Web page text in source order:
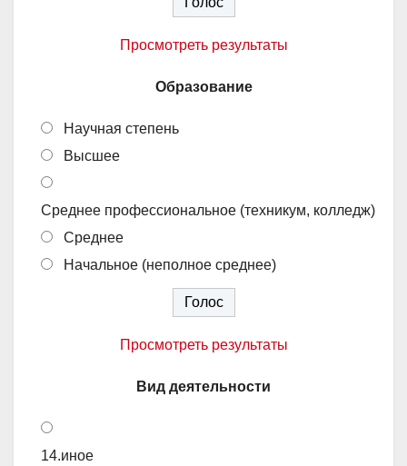
Просмотреть результаты
Образование
Научная степень
Высшее
Среднее профессиональное (техникум, колледж)
Среднее
Начальное (неполное среднее)
Просмотреть результаты
Вид деятельности
14.иное